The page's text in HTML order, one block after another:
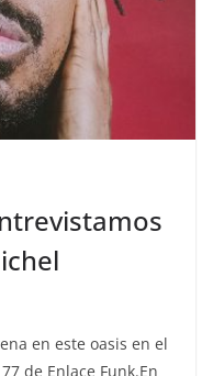
en este oasis en el
de Enlace Funk.En